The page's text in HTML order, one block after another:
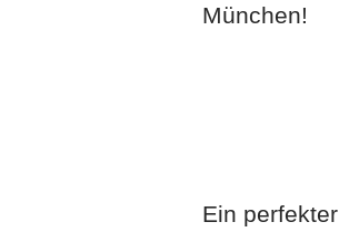
München!
Ein perfekter